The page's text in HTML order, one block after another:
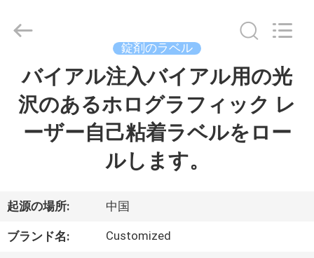
ク
ト
2017
Industry
Rights
錠剤のラベル
バイアル注入バイアル用の光
沢のあるホログラフィック レ
ーザー自己粘着ラベルをロー
ルします。
起源の場所: 中国
ブランド名: Customized